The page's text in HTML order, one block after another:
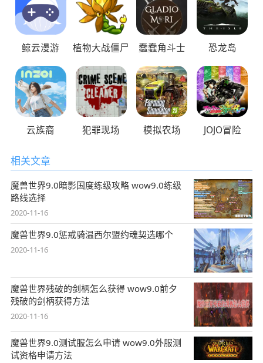
鲸云漫游 植物大战僵尸 蠢蠢角斗士 恐龙岛
云族裔 犯罪现场 模拟农场 JOJO冒险
相关文章
魔兽世界9.0暗影国度练级攻略 wow9.0练级
路线选择
2020-11-16
魔兽世界9.0惩戒骑温西尔盟约魂契选哪个
2020-11-16
魔兽世界残破的剑柄怎么获得 wow9.0前夕
残破的剑柄获得方法
2020-11-16
魔兽世界9.0测试服怎么申请 wow9.0外服测
试资格申请方法